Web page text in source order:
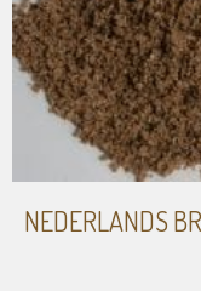
NEDERLANDS